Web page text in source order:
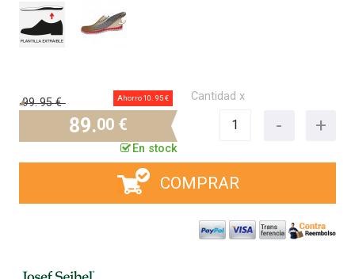
99.95 € Ahorro 10. 95 €
89.00 €
En stock
Cantidad x
COMPRAR